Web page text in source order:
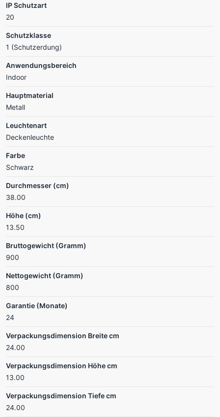
IP Schutzart
20
Schutzklasse
1 (Schutzerdung)
Anwendungsbereich
Indoor
Hauptmaterial
Metall
Leuchtenart
Deckenleuchte
Farbe
Schwarz
Durchmesser (cm)
38.00
Höhe (cm)
13.50
Bruttogewicht (Gramm)
900
Nettogewicht (Gramm)
800
Garantie (Monate)
24
Verpackungsdimension Breite cm
24.00
Verpackungsdimension Höhe cm
13.00
Verpackungsdimension Tiefe cm
24.00